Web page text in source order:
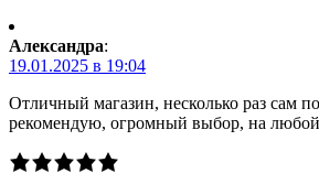
Александра:
19.01.2025 в 19:04
Отличный магазин, несколько раз сам
рекомендую, огромный выбор, на